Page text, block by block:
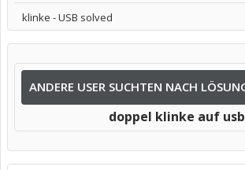
klinke - USB solved
doppel klinke auf usb